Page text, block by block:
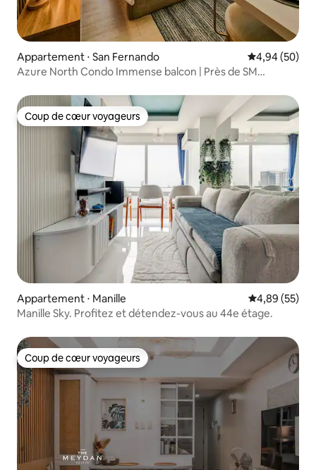
Appartement ⋅ San Fernando Évaluation
4,94 (50)
Azure North Condo Immense balcon | Près de SM
Coup de cœur voyageurs
Coup de cœur voyageurs
Appartement ⋅ Manille Évaluation
4,89 (55)
Manille Sky. Profitez et détendez-vous au 44e étage.
Coup de cœur voyageurs
Coup de cœur voyageurs